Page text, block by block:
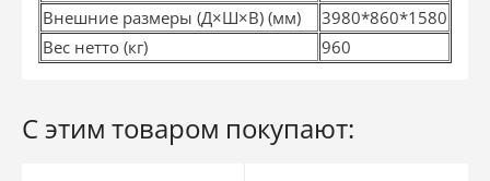
Внешние размеры (Д×Ш×В) (мм)
3980*860*1580
Вес нетто (кг)
960
С этим товаром покупают: